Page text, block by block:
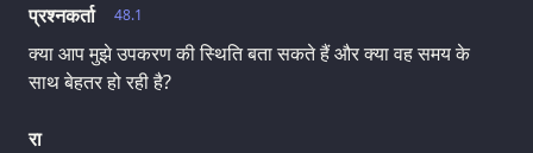
48.1
प्रश्नकर्ता
क्या आप मुझे उपकरण की स्थिति बता सकते हैं और क्या वह समय के
साथ बेहतर हो रही है?
रा